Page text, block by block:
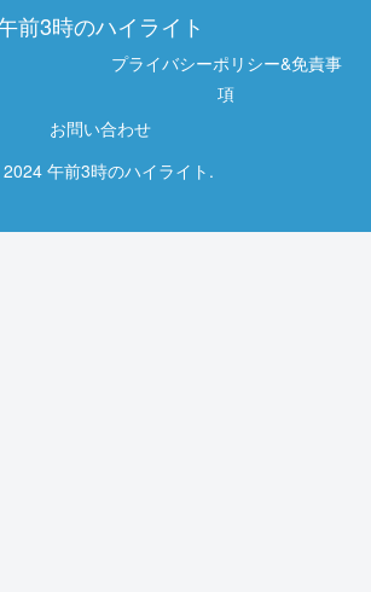
前3時のハイライト
プライバシーポリシー&免責事
項
お問い合わせ
午前3時のハイライト.